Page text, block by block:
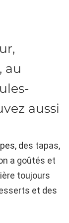
au
aussi
des tapas,
a goûtés et
toujours
et des